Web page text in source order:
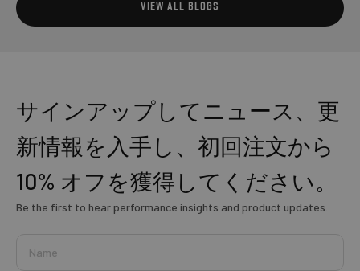
VIEW ALL BLOGS
サインアップしてニュース、更
新情報を入手し、初回注文から
10% オフを獲得してください。
Be the first to hear performance insights and product updates.
Name